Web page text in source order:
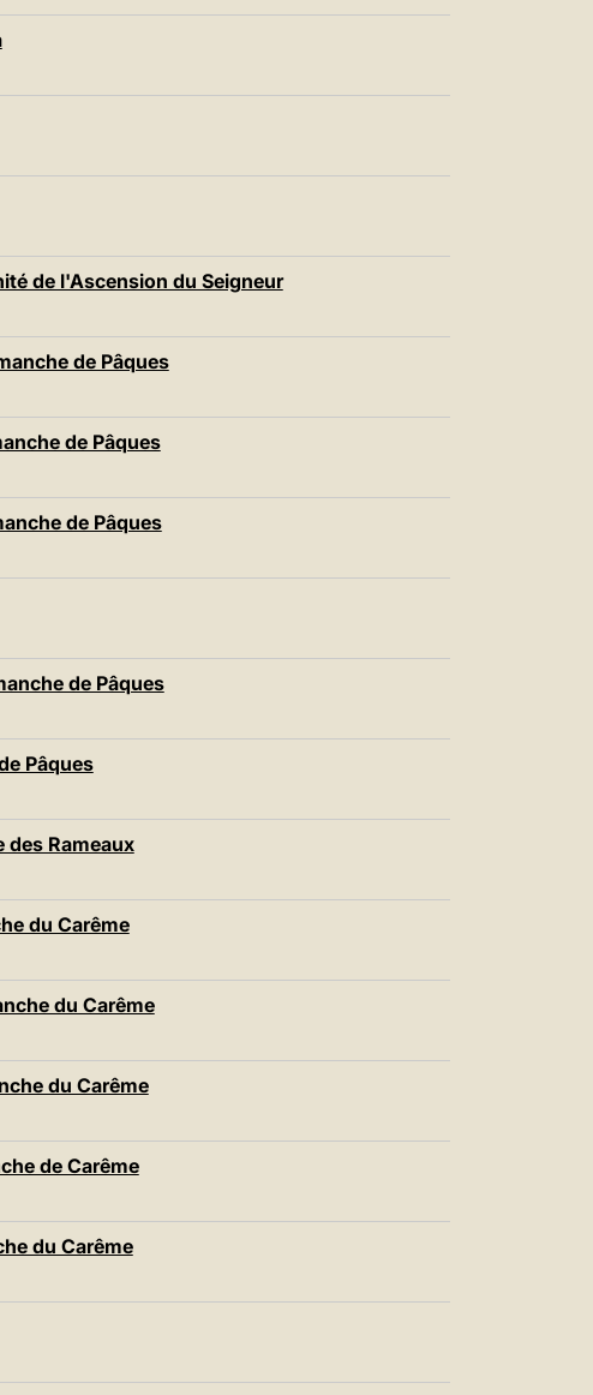
de l'Ascension du Seigneur
de Pâques
de Pâques
de Pâques
de Pâques
Pâques
Rameaux
du Carême
du Carême
du Carême
de Carême
du Carême